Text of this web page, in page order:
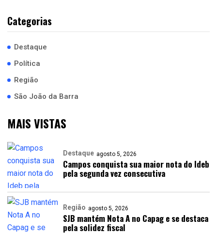
Categorias
Destaque
Política
Região
São João da Barra
MAIS VISTAS
Destaque agosto 5, 2026
Campos conquista sua maior nota do Ideb
pela segunda vez consecutiva
Região agosto 5, 2026
SJB mantém Nota A no Capag e se destaca
pela solidez fiscal